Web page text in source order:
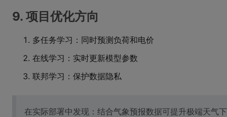
9. 项目优化方向
多任务学习：同时预测负荷和电价
在线学习：实时更新模型参数
联邦学习：保护数据隐私
在实际部署中发现：结合气象预报数据可提升极端天气